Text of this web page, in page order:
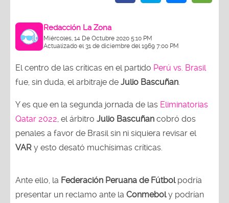
Redacción La Zona
Miércoles, 14 De Octubre 2020 5:10 PM
Actualizado el 31 de diciembre del 1969 7:00 PM
El centro de las críticas en el partido Perú vs. Brasil
fue, sin duda, el arbitraje de Julio Bascuñan
Y es que en la segunda jornada de las Eliminatorias
Qatar 2022 , el árbitro Julio Bascuñan cobró dos
penales a favor de Brasil sin ni siquiera revisar el
VAR y esto desató muchísimas críticas.
Ante ello, la Federación Peruana de Fútbolpodría
presentar un reclamo ante la Conmeboly podrían